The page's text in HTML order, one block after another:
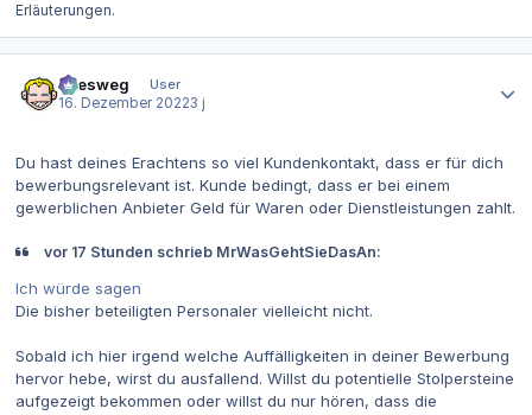
Erläuterungen.
allesweg
User
16. Dezember 20223 j
Du hast deines Erachtens so viel Kundenkontakt, dass er für dich
bewerbungsrelevant ist. Kunde bedingt, dass er bei einem
gewerblichen Anbieter Geld für Waren oder Dienstleistungen zahlt.
vor 17 Stunden schrieb MrWasGehtSieDasAn:
Ich würde sagen
Die bisher beteiligten Personaler vielleicht nicht.
Sobald ich hier irgend welche Auffälligkeiten in deiner Bewerbung
hervor hebe, wirst du ausfallend. Willst du potentielle Stolpersteine
aufgezeigt bekommen oder willst du nur hören, dass die